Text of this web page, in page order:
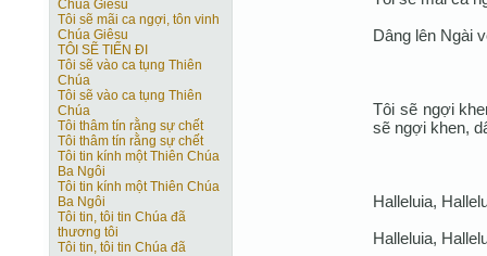
Chúa Giêsu
Tôi sẽ mãi ca ngợi, tôn vinh
Chúa Giêsu
TÔI SẼ TIẾN ĐI
Tôi sẽ vào ca tụng Thiên
Chúa
Tôi sẽ vào ca tụng Thiên
Chúa
Tôi thâm tín rằng sự chết
Tôi thâm tín rằng sự chết
Tôi tin kính một Thiên Chúa
Ba Ngôi
Tôi tin kính một Thiên Chúa
Ba Ngôi
Tôi tin, tôi tin Chúa đã
thương tôi
Tôi tin, tôi tin Chúa đã
Dâng lên Ngài
Tôi sẽ ngợi
sẽ ngợi khen,
Halleluia,
Halleluia,